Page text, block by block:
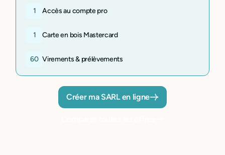
1 Accès au compte pro
1 Carte en bois Mastercard
60 Virements & prélèvements
Créer ma SARL en ligne